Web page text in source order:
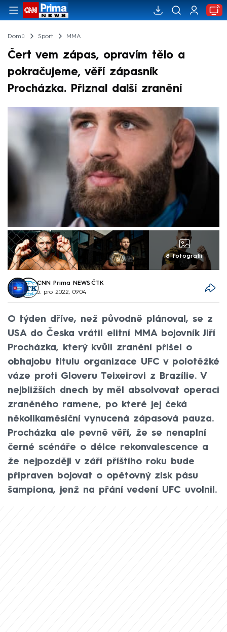
Domů Sport MMA
Čert vem zápas, opravím tělo a
pokračujeme, věří zápasník
Procházka. Přiznal další zranění
8 fotografií
CNN Prima NEWS, ČTK
5. pro 2022, 09:04
O týden dříve, než původně plánoval, se z
USA do Česka vrátil elitní MMA bojovník Jiří
Procházka, který kvůli zranění přišel o
obhajobu titulu organizace UFC v polotěžké
váze proti Gloveru Teixeirovi z Brazílie. V
nejbližších dnech by měl absolvovat operaci
zraněného ramene, po které jej čeká
několikaměsíční vynucená zápasová pauza.
Procházka ale pevně věří, že se nenaplní
černé scénáře o délce rekonvalescence a
že nejpozději v září příštího roku bude
připraven bojovat o opětovný zisk pásu
šampiona, jenž na přání vedení UFC uvolnil.